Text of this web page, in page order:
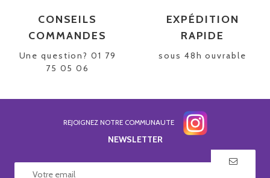
CONSEILS
COMMANDES
Une question? 01 79
75 05 06
EXPÉDITION
RAPIDE
sous 48h ouvrable
REJOIGNEZ NOTRE COMMUNAUTE
NEWSLETTER